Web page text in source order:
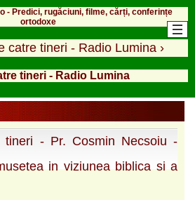
- Predici, rugăciuni, filme, cărți, conferințe
ortodoxe
catre tineri - Radio Lumina ›
tineri - Radio Lumina
tineri - Pr. Cosmin Necsoiu -
in viziunea biblica si a